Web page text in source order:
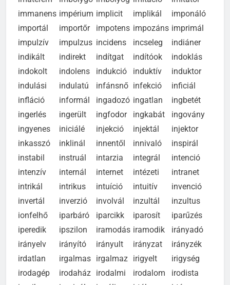
imaterem
imbolygó imbolyog imitáció
imitátor
immanens
impérium implicit implikál
imponáló
importál
importőr impotens impozáns
imprimál
impulzív
impulzus incidens incseleg
indiáner
indikált
indirekt indítgat indítóok
indoklás
indokolt
indolens indukció induktív
induktor
indulási
indulatú infánsnő infekció
inficiál
infláció
informál ingadozó ingatlan
ingbetét
ingerlés
ingerült ingfodor ingkabát
ingovány
ingyenes
iniciálé injekció injektál
injektor
inkasszó
inklinál innentől innivaló
inspirál
instabil
instruál intarzia integrál
intenció
intenzív
internál internet intézeti
intranet
intrikál
intrikus intuíció intuitív
invenció
invertál
inverzió involvál inzultál
inzultus
ionfelhő
iparbáró iparcikk iparosít
iparűzés
iperedik
ipszilon iramodás iramodik
irányadó
irányelv
irányító irányult irányzat
irányzék
irdatlan
irgalmas irgalmaz irigyelt
irigység
irodagép
irodaház irodalmi irodalom irodista